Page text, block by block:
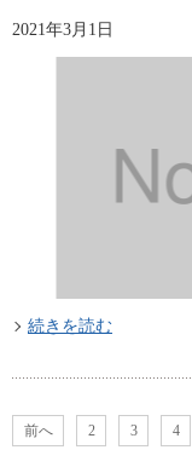
2021年3月1日
続きを読む
前へ 2 3 4